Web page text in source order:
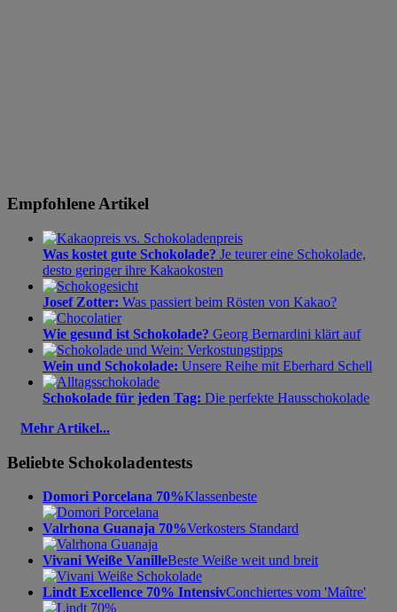
Empfohlene Artikel
Was kostet gute Schokolade? Je teurer eine Schokolade,
desto geringer ihre Kakaokosten
Josef Zotter: Was passiert beim Rösten von Kakao?
Wie gesund ist Schokolade? Georg Bernardini klärt auf
Wein und Schokolade: Unsere Reihe mit Eberhard Schell
Schokolade für jeden Tag: Die perfekte Hausschokolade
Mehr Artikel...
Beliebte Schokoladentests
Domori Porcelana 70%Klassenbeste
Valrhona Guanaja 70%Verkosters Standard
Vivani Weiße VanilleBeste Weiße weit und breit
Lindt Excellence 70% IntensivConchiertes vom 'Maître'